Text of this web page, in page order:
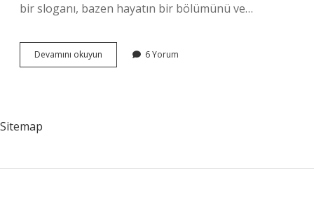
bir sloganı, bazen hayatın bir bölümünü ve…
Devamını okuyun Bulmacada
Özlü
6 Yorum
Sitemap